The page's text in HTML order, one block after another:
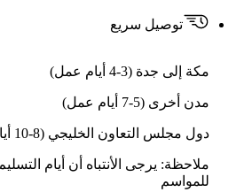
توصيل سريع
مكة إلى جدة (3-4 أيام عمل)
مدن أخرى (5-7 أيام عمل)
دول مجلس التعاون الخليجي (8-10 أيام عمل)
ملاحظة: يرجى الأنتباه أن أيام
للمواسم